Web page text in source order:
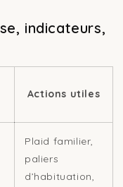
indicateurs,
Actions utiles
Plaid familier,
paliers
d’habituation,